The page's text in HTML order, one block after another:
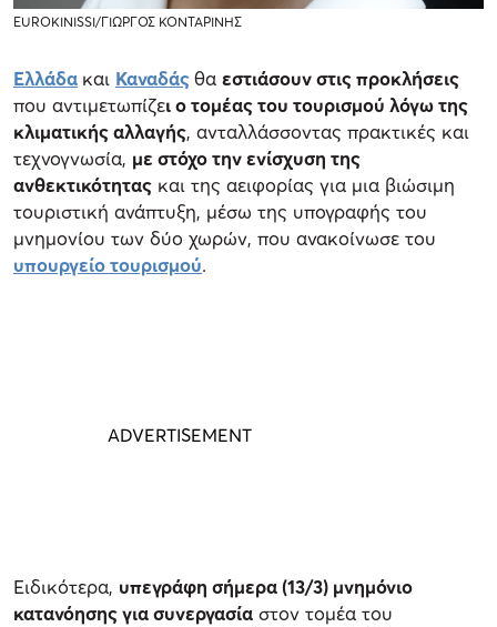
EUROKINISSI/ΓΙΩΡΓΟΣ ΚΟΝΤΑΡΙΝΗΣ
Ελλάδα και Καναδάςθα εστιάσουν στις προκλήσεις
που αντιμετωπίζει ο τομέας του τουρισμού λόγω της
κλιματικής αλλαγής, ανταλλάσσοντας πρακτικές και
τεχνογνωσία, με στόχο την ενίσχυση της
ανθεκτικότητας και της αειφορίας για μια βιώσιμη
τουριστική ανάπτυξη, μέσω της υπογραφής του
μνημονίου των δύο χωρών, που ανακοίνωσε του
υπουργείο τουρισμού.
Ειδικότερα, υπεγράφη σήμερα (13/3) μνημόνιο
κατανόησης για συνεργασία στον τομέα του